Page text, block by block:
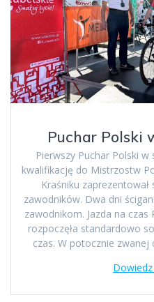
Puchar Polski
Pierwszy Puchar Polski
kwalifikację do Mistrzostw
Kraśniku
zawodników. Dwa dni
zawodnikom. Jazda na czas
rozpoczęła standardowo
czas. W potocznie zwanej